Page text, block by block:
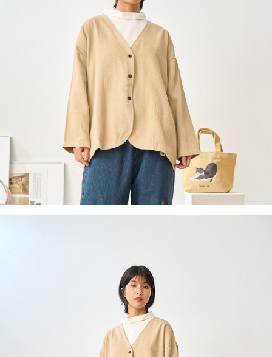
１．於結帳方式選擇「AFTEE先享後付」後，將跳轉至「AFTEE先享後付」
結帳頁面，進行簡訊認證並確認金額後，即可完成結帳。
２．訂單成立數日內，您將收到繳費通知簡訊。
３．收到繳費通知簡訊後14天內，點擊此簡訊中的連結，可透過四大超商／
ATM／網路銀行／等多元方式進行付款，方視為交易完成。
※ 請注意：結帳手續完成當下不需立刻繳費，但若您需要取消訂單，請聯絡
購買商品的店家。未經商家同意取消之訂單仍視為有效，需透過AFTEE先享
後付繳納相關費用。
※ 交易是否成功請以「AFTEE先享後付 」之結帳頁面顯示為準，若有關於
是否繳費成功／繳費後需取消欲退款等相關疑問，請聯繫「AFTEE先享後付
https://netprotections.freshdesk.com/support/home
１．透過由恩沛科技股份有限公司提供之「AFTEE先享後付」服務完成之交
易，需依本服務之必要範圍內提供個人資料，並將交易相關給付款項請求債
權轉讓予恩沛科技股份有限公司。
２．關於個人資料處理事宜，請瀏覽以下網址：
https://aftee.tw/terms/#terms3
５．嚴禁一人註冊多個帳號或使用他人資訊註冊。若發現惡意使用之情形，
恩沛科技股份有限公司將有權停止該用戶之使用額度並採取法律行動。
每筆NT$60，滿NT$1,800(含以上)免運費
每筆NT$60，滿NT$2,000(含以上)免運費
付款後7-11取貨
每筆NT$60，滿NT$2,000(含以上)免運費
黑貓宅急便(包裹尺寸60cm以下)
每筆NT$100，滿NT$2,000(含以上)免運費
黑貓宅急便(包裹尺寸90cm以下)
每筆NT$140，滿NT$2,000(含以上)免運費